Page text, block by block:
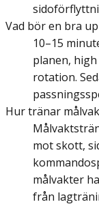
Vad bör en bra
10–15
planen,
rotation.
Hur tränar
mot skott,
målvakter
från